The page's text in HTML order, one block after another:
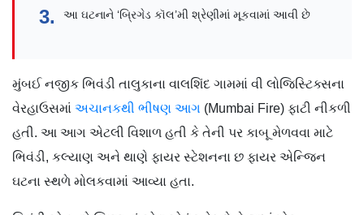
આ ઘટનાને ‘બ્રિગેડ કૉલ’મી શ્રેણીમાં મૂકવામાં આવી છે
મુંબઈ નજીક ભિવંડી તાલુકાના વાલશિંદ ગામમાં વી લોજિસ્ટિક્સના
વેરહાઉસમાં અચાનકથી ભીષણ આગ (Mumbai Fire) ફાટી નીકળી
હતી. આ આગ એટલી વિશાળ હતી કે તેની પર કાબૂ મેળવવા માટે
ભિવંડી, કલ્યાણ અને થાણે ફાયર સ્ટેશનના છ ફાયર એન્જિન
ઘટના સ્થળે મોલકવામાં આવ્યા હતા.